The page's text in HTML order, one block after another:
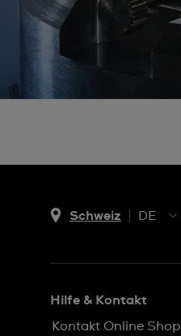
Schweiz
DE
DE
IT
FR
Hilfe & Kontakt
Kontakt Online Shop